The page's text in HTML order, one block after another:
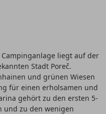
liegt auf der
Stadt Poreč.
und grünen Wiesen
für einen erholsamen und
gehört zu den ersten 5-
und zu den wenigen